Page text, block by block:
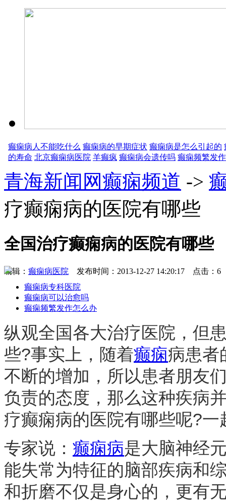
癫痫病人不能吃什么 癫痫病的早期症状 癫痫病是怎么引起的
的寿命 北京癫痫病医院 羊癫疯 癫痫病会遗传吗 癫痫频繁发
青海新闻网癫痫频道 ->
疗癫痫病的医院有哪些
全国治疗癫痫病的医院有哪些
编辑： 癫痫病医院 发布时间：2013-12-27 14:20:17 点击：6
癫痫病专科医院
癫痫病可以治愈吗
癫痫频繁发作怎么办
纵观全国各大治疗医院，但
些?事实上，随着癫痫病患者
不断的增加，所以患者朋友
负责的态度，那么这种疾病
疗癫痫病的医院有哪些呢?
专家说： 癫痫病是大脑神经
能失常为特征的脑部疾病和
和折磨不仅是身心的，更有